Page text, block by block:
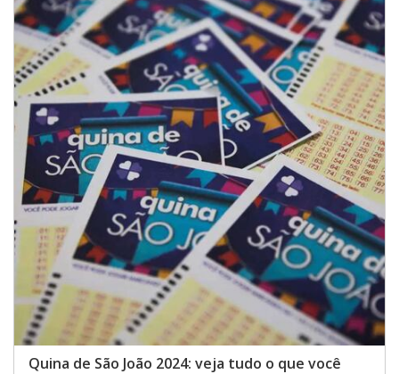
Quina de São João 2024: veja tudo o que você